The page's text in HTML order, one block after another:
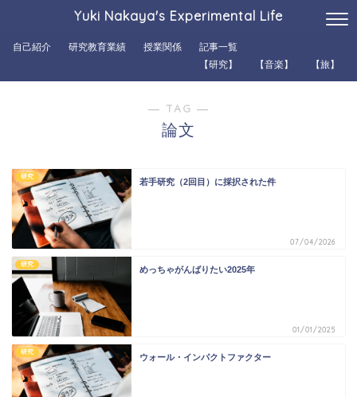
Yuki Nakaya's Experimental Life
自己紹介 研究教育業績 授業関係
記事一覧
【研究】
【音楽】 【旅】
― TAG ―
論文
研究
若手研究（2回目）に採択された件
07/04/2026
研究
めっちゃがんばりたい2025年
01/01/2025
研究
ウォール・インパクトファクター